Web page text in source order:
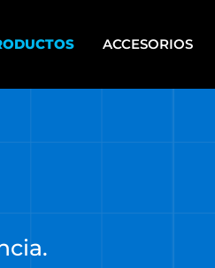
A BATERÍA
ACCESORIOS